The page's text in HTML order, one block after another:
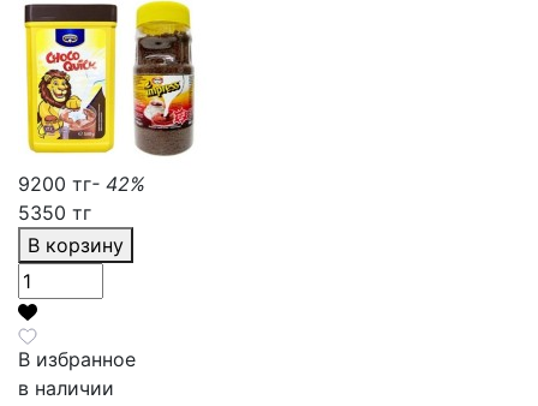
9200 тг- 42%
5350 тг
В корзину
В избранное
в наличии